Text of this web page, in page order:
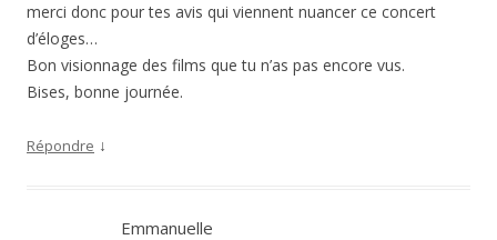
merci donc pour tes avis qui viennent nuancer ce concert
d’éloges…
Bon visionnage des films que tu n’as pas encore vus.
Bises, bonne journée.
Répondre ↓
Emmanuelle